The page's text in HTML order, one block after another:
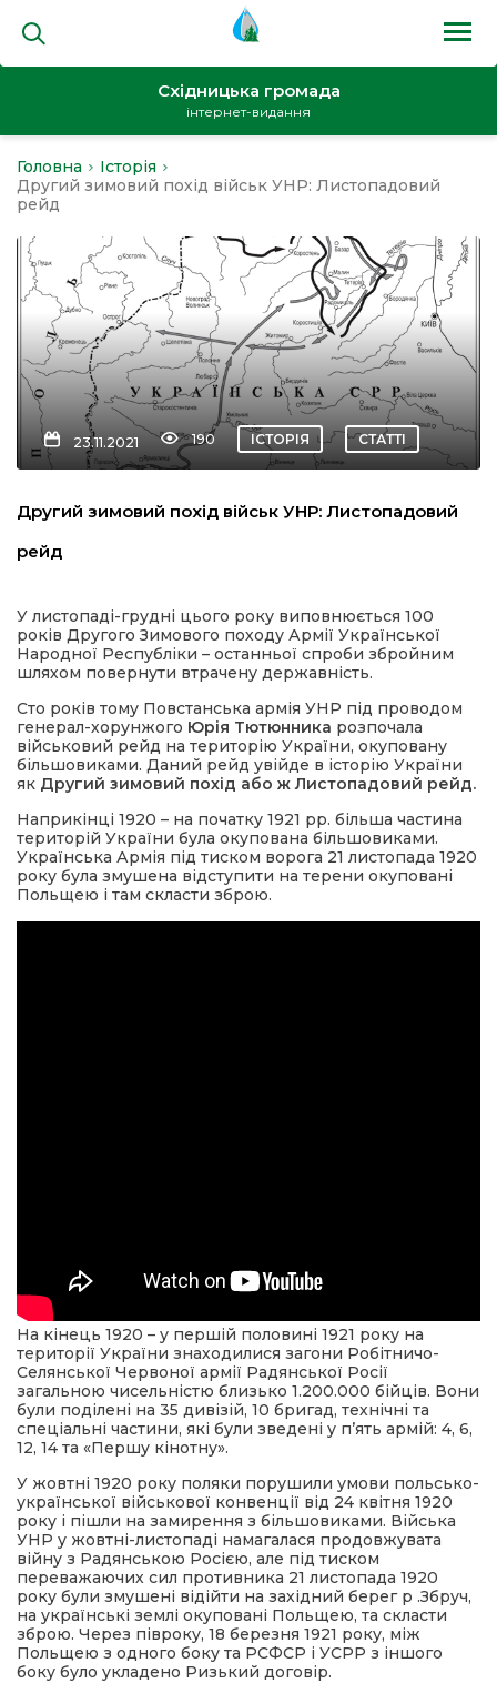
Східницька громада
інтернет-видання
Головна
Історія
Другий зимовий похід військ УНР: Листопадовий
рейд
23.11.2021 190 ІСТОРІЯ СТАТТІ
Другий зимовий похід військ УНР: Листопадовий
рейд
У листопаді-грудні цього року виповнюється 100
років Другого Зимового походу Армії Української
Народної Республіки – останньої спроби збройним
шляхом повернути втрачену державність.
Сто років тому Повстанська армія УНР під проводом
генерал-хорунжого Юрія Тютюнника розпочала
військовий рейд на територію України, окуповану
більшовиками. Даний рейд увійде в історію України
як Другий зимовий похід або ж Листопадовий рейд.
Наприкінці 1920 – на початку 1921 рр. більша частина
територій України була окупована більшовиками.
Українська Армія під тиском ворога 21 листопада 1920
року була змушена відступити на терени окуповані
Польщею і там скласти зброю.
На кінець 1920 – у першій половині 1921 року на
території України знаходилися загони Робітничо-
Селянської Червоної армії Радянської Росії
загальною чисельністю близько 1.200.000 бійців. Вони
були поділені на 35 дивізій, 10 бригад, технічні та
спеціальні частини, які були зведені у п’ять армій: 4, 6,
12, 14 та «Першу кінотну».
У жовтні 1920 року поляки порушили умови польсько-
української військової конвенції від 24 квітня 1920
року і пішли на замирення з більшовиками. Війська
УНР у жовтні-листопаді намагалася продовжувата
війну з Радянською Росією, але під тиском
переважаючих сил противника 21 листопада 1920
року були змушені відійти на західний берег р .Збруч,
на українські землі окуповані Польщею, та скласти
зброю. Через півроку, 18 березня 1921 року, між
Польщею з одного боку та РСФСР і УСРР з іншого
боку було укладено Ризький договір.